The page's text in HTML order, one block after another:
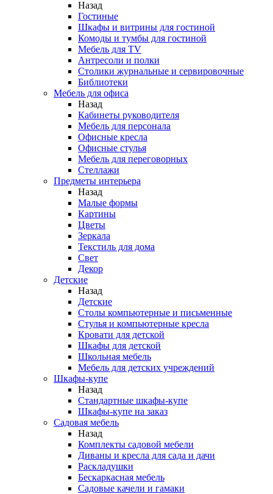
Назад
Гостиные
Шкафы и витрины для гостиной
Комоды и тумбы для гостиной
Мебель для TV
Антресоли и полки
Столики журнальные и сервировочные
Библиотеки
Мебель для офиса
Назад
Кабинеты руководителя
Мебель для персонала
Офисные кресла
Офисные стулья
Мебель для переговорных
Стеллажи
Предметы интерьера
Назад
Малые формы
Картины
Цветы
Зеркала
Текстиль для дома
Свет
Декор
Детские
Назад
Детские
Столы компьютерные и письменные
Стулья и компьютерные кресла
Кровати для детской
Шкафы для детской
Школьная мебель
Мебель для детских учреждений
Шкафы-купе
Назад
Стандартные шкафы-купе
Шкафы-купе на заказ
Садовая мебель
Назад
Комплекты садовой мебели
Диваны и кресла для сада и дачи
Раскладушки
Бескаркасная мебель
Садовые качели и гамаки